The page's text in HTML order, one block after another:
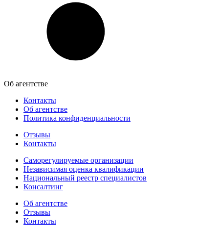
Об агентстве
Контакты
Об агентстве
Политика конфиденциальности
Отзывы
Контакты
Саморегулируемые организации
Независимая оценка квалификации
Национальный реестр специалистов
Консалтинг
Об агентстве
Отзывы
Контакты